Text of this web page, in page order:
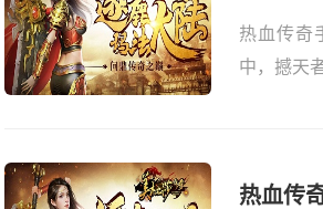
热血传奇
中，撼天
热血传